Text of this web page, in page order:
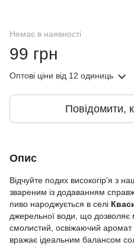
Немає в наявності
99 грн
Оптові ціни від 12 одиниць
Повідомити,
Опис
Відчуйте подих високогір'я з
звареним із додаванням
пиво народжується в селі
джерельної води, що дозволяє
смолистий, освіжаючий аромат
вражає ідеальним балансом